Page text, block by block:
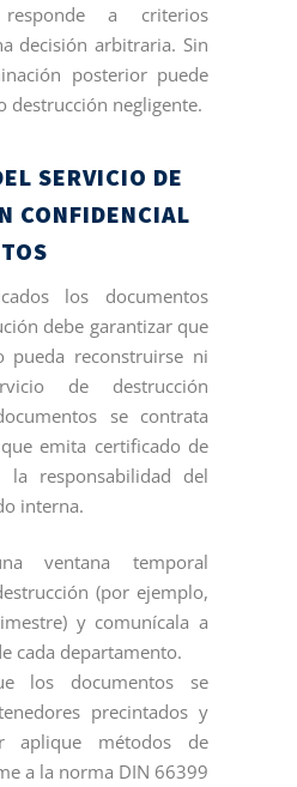
a criterios
decisión arbitraria. Sin
posterior puede
destrucción negligente.
SERVICIO DE
CONFIDENCIAL
los documentos
debe garantizar que
pueda reconstruirse ni
de destrucción
se contrata
emita certificado de
la responsabilidad del
interna.
ventana temporal
(por ejemplo,
y comunícala a
cada departamento.
los documentos se
precintados y
aplique métodos de
a la norma DIN 66399